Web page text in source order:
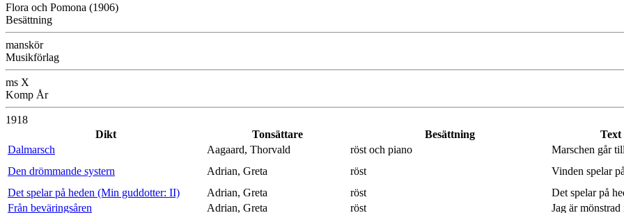
Flora och Pomona (1906)
Besättning
manskör
Musikförlag
ms X
Komp År
1918
Dikt
Tonsättare Besättning
Text
Dalmarsch
Aagaard, Thorvald röst och piano
Marschen går
Den drömmande systern
Adrian, Greta röst
Vinden spelar
Det spelar på heden (Min guddotter: II)
Adrian, Greta röst
Det spelar på
Från beväringsåren
Adrian, Greta röst Jag är